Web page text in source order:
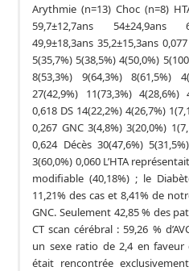
Arythmie (n=13) Choc (n=8)
59,7±12,7ans 54±24,9ans
49,9±18,3ans 35,2±15,3ans
5(35,7%) 5(38,5%) 4(50,0%)
8(53,3%) 9(64,3%) 8(61,5%)
27(42,9%) 11(73,3%) 4(28,6%)
0,618 DS 14(22,2%) 4(26,7%)
0,267 GNC 3(4,8%) 3(20,0%)
0,624 Décès 30(47,6%)
3(60,0%) 0,060 L’HTA
modifiable (40,18%) ; le
11,21% des cas et 8,41% de
GNC. Seulement 42,85 % des
CT scan cérébral : 59,26 %
un sexe ratio de 2,4 en faveur
était rencontrée